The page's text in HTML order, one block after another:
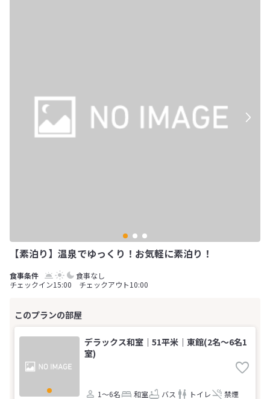
【素泊り】温泉でゆっくり！お気軽に素泊り！
食事なし
チェックイン15:00 チェックアウト10:00
デラックス和室｜51平米｜東館(2名～6名1
室)
1～6名 和室 バス トイレ 禁煙